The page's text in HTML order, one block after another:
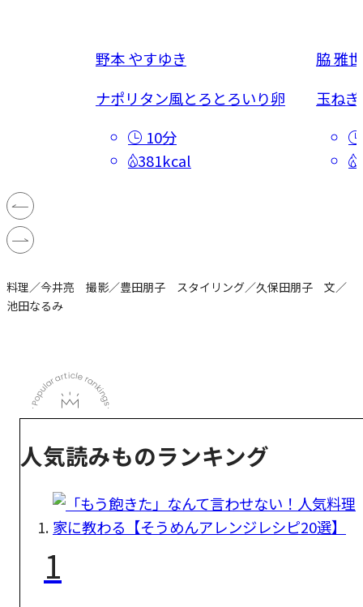
野本 やすゆき
ナポリタン風とろとろいり卵
10分
381kcal
脇 雅世
玉ね
料理／今井亮 撮影／豊田朋子 スタイリング／久保田朋子 文／
池田なるみ
人気読みものランキング
1